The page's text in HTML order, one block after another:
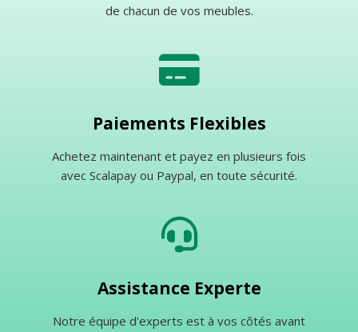
de chacun de vos meubles.
Paiements Flexibles
Achetez maintenant et payez en plusieurs fois
avec Scalapay ou Paypal, en toute sécurité.
Assistance Experte
Notre équipe d'experts est à vos côtés avant